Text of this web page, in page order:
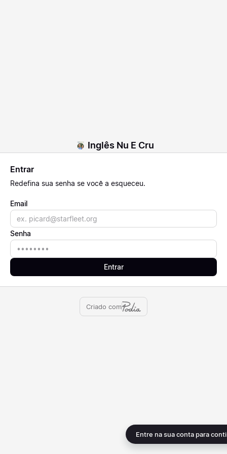
Entre na sua conta para
Inglês Nu E Cru
Entrar
Redefina sua senha se você a esqueceu.
Email
Email
Senha
Senha
Entrar
Criado com